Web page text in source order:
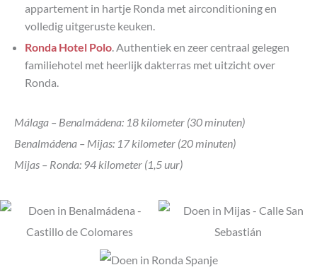
appartement in hartje Ronda met airconditioning en
volledig uitgeruste keuken.
Ronda Hotel Polo . Authentiek en zeer centraal gelegen
familiehotel met heerlijk dakterras met uitzicht over
Ronda.
Málaga – Benalmádena: 18 kilometer (30 minuten)
Benalmádena – Mijas: 17 kilometer (20 minuten)
Mijas – Ronda: 94 kilometer (1,5 uur)